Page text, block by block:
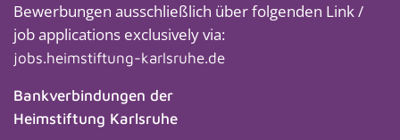
Bewerbungen ausschließlich über folgenden Link /
job applications exclusively via:
jobs.heimstiftung-karlsruhe.de
Bankverbindungen der
Heimstiftung Karlsruhe